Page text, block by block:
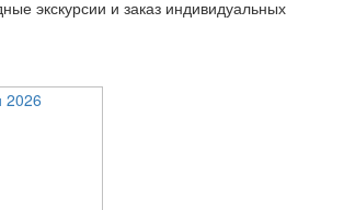
экскурсии и заказ индивидуальных